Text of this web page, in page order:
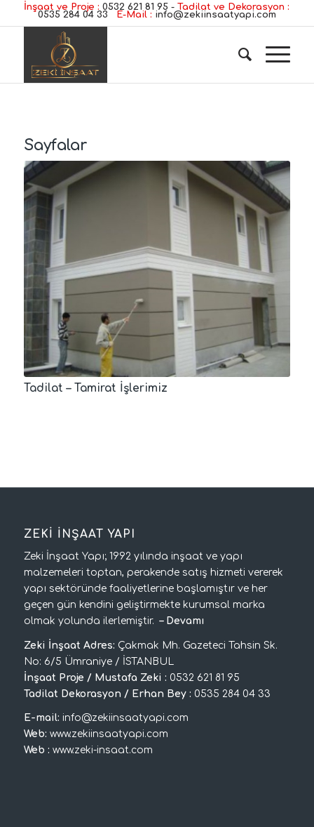
İnşaat ve Proje : 0532 621 81 95 - Tadilat ve Dekorasyon :
0535 284 04 33 E-Mail : info@zekiinsaatyapi.com
Sayfalar
Tadilat – Tamirat İşlerimiz
ZEKİ İNŞAAT YAPI
Zeki İnşaat Yapı; 1992 yılında inşaat ve yapı
malzemeleri toptan, perakende satış hizmeti vererek
yapı sektöründe faaliyetlerine başlamıştır ve her
geçen gün kendini geliştirmekte kurumsal marka
olmak yolunda ilerlemiştir.– Devamı
Zeki İnşaat Adres: Çakmak Mh. Gazeteci Tahsin Sk.
No: 6/5 Ümraniye / İSTANBUL
İnşaat Proje / Mustafa Zeki : 0532 621 81 95
Tadilat Dekorasyon / Erhan Bey : 0535 284 04 33
E-mail: info@zekiinsaatyapi.com
Web: www.zekiinsaatyapi.com
Web : www.zeki-insaat.com